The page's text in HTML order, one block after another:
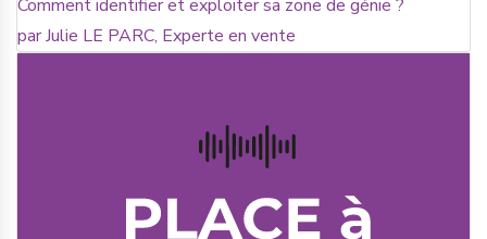
Comment identifier et exploiter sa zone de génie ?
par Julie LE PARC, Experte en vente